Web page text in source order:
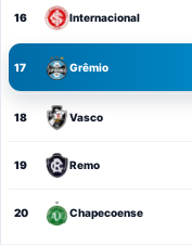
16 Internacional
17 Grêmio
18 Vasco
19 Remo
20 Chapecoense